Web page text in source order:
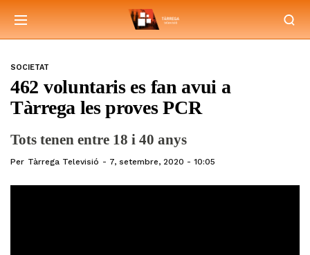
SOCIETAT
462 voluntaris es fan avui a
Tàrrega les proves PCR
Tots tenen entre 18 i 40 anys
Per Tàrrega Televisió 7, setembre, 2020 - 10:05